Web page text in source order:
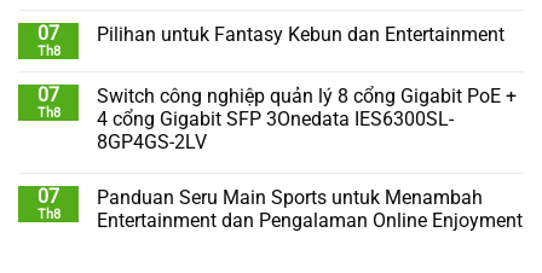
07
Th8
Pilihan untuk Fantasy Kebun dan Entertainment
07
Th8
Switch công nghiệp quản lý 8 cổng Gigabit PoE +
4 cổng Gigabit SFP 3Onedata IES6300SL-
8GP4GS-2LV
07
Th8
Panduan Seru Main Sports untuk Menambah
Entertainment dan Pengalaman Online Enjoyment